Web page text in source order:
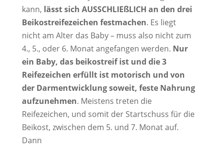
kann, lässt sich AUSSCHLIEßLICH an den drei
Beikostreifezeichen festmachen. Es liegt
nicht am Alter das Baby – muss also nicht zum
4., 5., oder 6. Monat angefangen werden. Nur
ein Baby, das beikostreif ist und die 3
Reifezeichen erfüllt ist motorisch und von
der Darmentwicklung soweit, feste Nahrung
aufzunehmen. Meistens treten die
Reifezeichen, und somit der Startschuss für die
Beikost, zwischen dem 5. und 7. Monat auf.
Dann